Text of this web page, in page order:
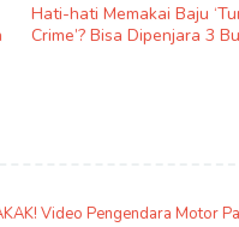
Hati-hati Memakai Baju
Crime’? Bisa Dipenjara 3
Video Pengendara Motor